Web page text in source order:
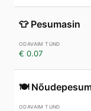
👕 Pesumasin
€ 0.07
🍽️